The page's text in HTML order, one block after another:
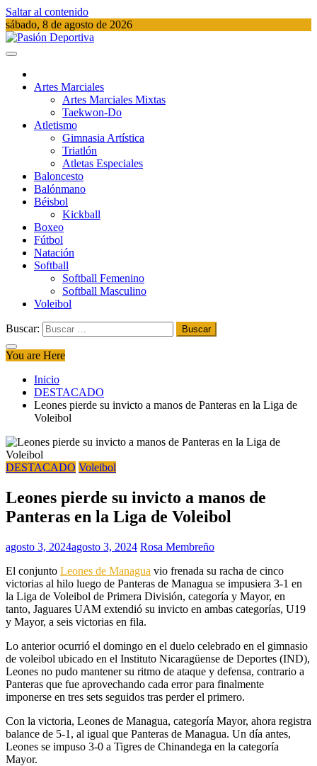
Saltar al contenido
sábado, 8 de agosto de 2026
Artes Marciales
Artes Marciales Mixtas
Taekwon-Do
Atletismo
Gimnasia Artística
Triatlón​
Atletas Especiales
Baloncesto
Balónmano
Béisbol
Kickball​
Boxeo
Fútbol
Natación​
Softball​
Softball​ Femenino
Softball​ Masculino
Voleibol​
Buscar:
You are Here
Inicio
DESTACADO
Leones pierde su invicto a manos de Panteras en la Liga de
Voleibol
DESTACADO Voleibol
Leones pierde su invicto a manos de
Panteras en la Liga de Voleibol
agosto 3, 2024agosto 3, 2024 Rosa Membreño
El conjunto Leones de Managua vio frenada su racha de cinco
victorias al hilo luego de Panteras de Managua se impusiera 3-1 en
la Liga de Voleibol de Primera División, categoría y Mayor, en
tanto, Jaguares UAM extendió su invicto en ambas categorías, U19
y Mayor, a seis victorias en fila.
Lo anterior ocurrió el domingo en el duelo celebrado en el gimnasio
de voleibol ubicado en el Instituto Nicaragüense de Deportes (IND),
Leones no pudo mantener su ritmo de ataque y defensa, contrario a
Panteras que fue aprovechando cada error para finalmente
imponerse en tres sets seguidos tras perder el primero.
Con la victoria, Leones de Managua, categoría Mayor, ahora registra
balance de 5-1, al igual que Panteras de Managua. Un día antes,
Leones se impuso 3-0 a Tigres de Chinandega en la categoría
Mayor.